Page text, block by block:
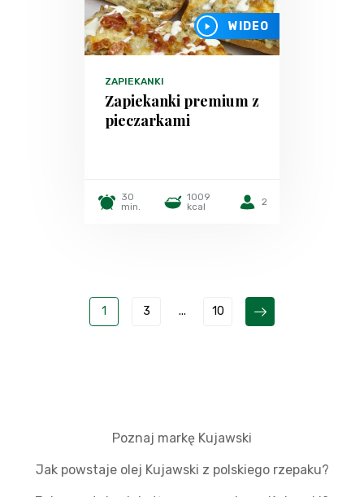
WIDEO
ZAPIEKANKI
Zapiekanki premium z
pieczarkami
30
min.
1009
kcal
2
1 3 ... 10
Poznaj markę Kujawski
Jak powstaje olej Kujawski z polskiego rzepaku?